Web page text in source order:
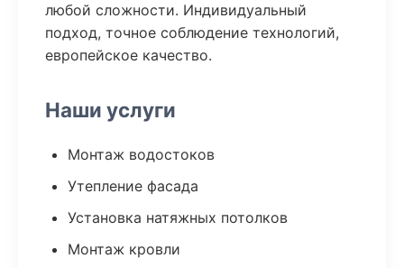
любой сложности. Индивидуальный
подход, точное соблюдение технологий,
европейское качество.
Наши услуги
Монтаж водостоков
Утепление фасада
Установка натяжных потолков
Монтаж кровли